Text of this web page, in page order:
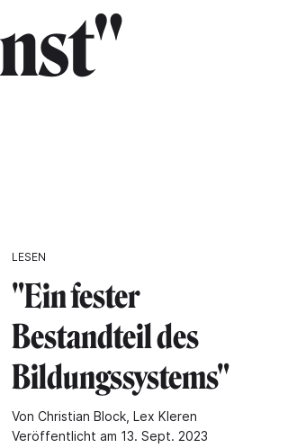
LESEN
"Ein fester
Bestandteil des
Bildungssystems"
Von Christian Block, Lex Kleren
Veröffentlicht am 13. Sept. 2023